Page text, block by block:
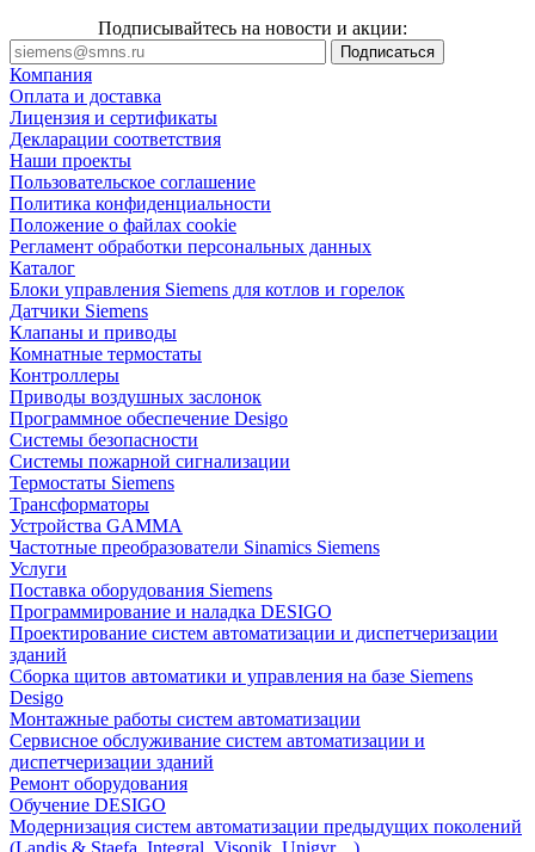
Подписывайтесь на новости и акции:
Компания
Оплата и доставка
Лицензия и сертификаты
Декларации соответствия
Наши проекты
Пользовательское соглашение
Политика конфиденциальности
Положение о файлах cookie
Регламент обработки персональных данных
Каталог
Блоки управления Siemens для котлов и горелок
Датчики Siemens
Клапаны и приводы
Комнатные термостаты
Контроллеры
Приводы воздушных заслонок
Программное обеспечение Desigo
Системы безопасности
Системы пожарной сигнализации
Термостаты Siemens
Трансформаторы
Устройства GAMMA
Частотные преобразователи Sinamics Siemens
Услуги
Поставка оборудования Siemens
Программирование и наладка DESIGO
Проектирование систем автоматизации и диспетчеризации
зданий
Сборка щитов автоматики и управления на базе Siemens
Desigo
Монтажные работы систем автоматизации
Сервисное обслуживание систем автоматизации и
диспетчеризации зданий
Ремонт оборудования
Обучение DESIGO
Модернизация систем автоматизации предыдущих поколений